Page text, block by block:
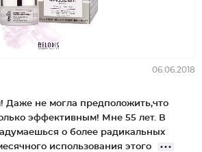
06.06.2018
Даже не могла предположить,что
эффективным! Мне 55 лет. В
о более радикальных
использования этого